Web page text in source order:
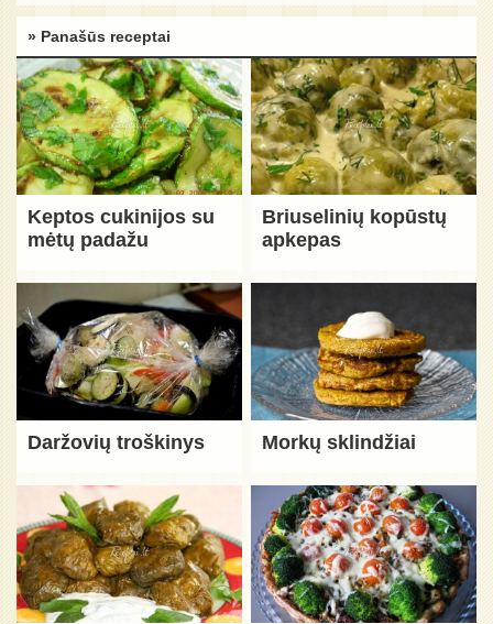
» Panašūs receptai
Keptos cukinijos su
mėtų padažu
Briuselinių kopūstų
apkepas
Daržovių troškinys Morkų sklindžiai